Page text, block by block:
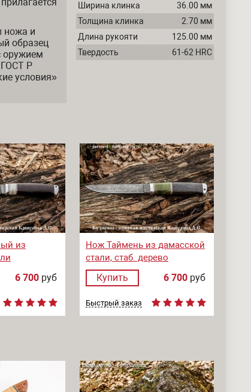
ножа и
образец
оружием
ГОСТ Р
условия»
Ширина клинка
36.00 мм
Толщина клинка
2.70 мм
Длина рукояти
125.00 мм
Твердость
61-62 HRC
из
6 700 руб
Нож Таймень из дамасской
стали, стаб. дерево
Купить 6 700 руб
Быстрый заказ